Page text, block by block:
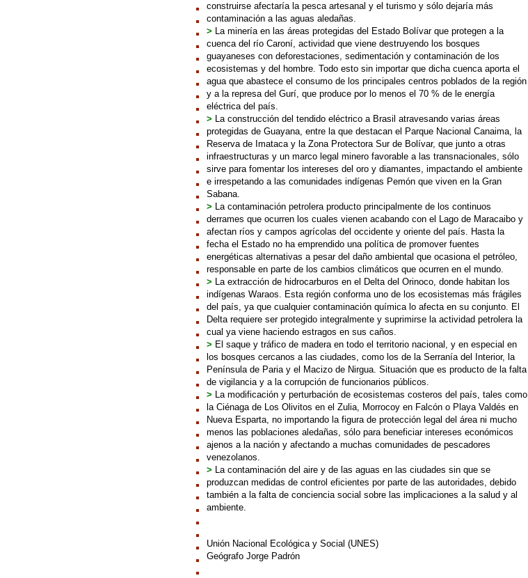
construirse afectaría la pesca artesanal y el turismo y sólo dejaría más
contaminación a las aguas aledañas.
> La minería en las áreas protegidas del Estado Bolívar que protegen a la
cuenca del río Caroní, actividad que viene destruyendo los bosques
guayaneses con deforestaciones, sedimentación y contaminación de los
ecosistemas y del hombre. Todo esto sin importar que dicha cuenca aporta el
agua que abastece el consumo de los principales centros poblados de la región
y a la represa del Gurí, que produce por lo menos el 70 % de le energía
eléctrica del país.
> La construcción del tendido eléctrico a Brasil atravesando varias áreas
protegidas de Guayana, entre la que destacan el Parque Nacional Canaima, la
Reserva de Imataca y la Zona Protectora Sur de Bolívar, que junto a otras
infraestructuras y un marco legal minero favorable a las transnacionales, sólo
sirve para fomentar los intereses del oro y diamantes, impactando el ambiente
e irrespetando a las comunidades indígenas Pemón que viven en la Gran
Sabana.
> La contaminación petrolera producto principalmente de los continuos
derrames que ocurren los cuales vienen acabando con el Lago de Maracaibo y
afectan ríos y campos agrícolas del occidente y oriente del país. Hasta la
fecha el Estado no ha emprendido una política de promover fuentes
energéticas alternativas a pesar del daño ambiental que ocasiona el petróleo,
responsable en parte de los cambios climáticos que ocurren en el mundo.
> La extracción de hidrocarburos en el Delta del Orinoco, donde habitan los
indígenas Waraos. Esta región conforma uno de los ecosistemas más frágiles
del país, ya que cualquier contaminación química lo afecta en su conjunto. El
Delta requiere ser protegido integralmente y suprimirse la actividad petrolera la
cual ya viene haciendo estragos en sus caños.
> El saque y tráfico de madera en todo el territorio nacional, y en especial en
los bosques cercanos a las ciudades, como los de la Serranía del Interior, la
Península de Paria y el Macizo de Nirgua. Situación que es producto de la falta
de vigilancia y a la corrupción de funcionarios públicos.
> La modificación y perturbación de ecosistemas costeros del país, tales como
la Ciénaga de Los Olivitos en el Zulia, Morrocoy en Falcón o Playa Valdés en
Nueva Esparta, no importando la figura de protección legal del área ni mucho
menos las poblaciones aledañas, sólo para beneficiar intereses económicos
ajenos a la nación y afectando a muchas comunidades de pescadores
venezolanos.
> La contaminación del aire y de las aguas en las ciudades sin que se
produzcan medidas de control eficientes por parte de las autoridades, debido
también a la falta de conciencia social sobre las implicaciones a la salud y al
ambiente.
Unión Nacional Ecológica y Social (UNES)
Geógrafo Jorge Padrón